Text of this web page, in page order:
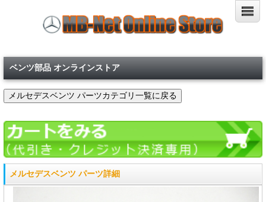
ベンツ部品 オンラインストア
メルセデスベンツ パーツ詳細